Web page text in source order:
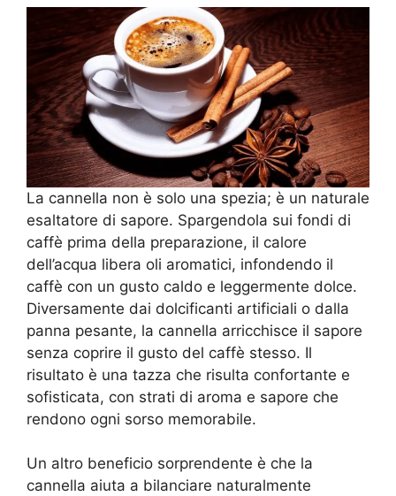
La cannella non è solo una spezia; è un naturale
esaltatore di sapore. Spargendola sui fondi di
caffè prima della preparazione, il calore
dell’acqua libera oli aromatici, infondendo il
caffè con un gusto caldo e leggermente dolce.
Diversamente dai dolcificanti artificiali o dalla
panna pesante, la cannella arricchisce il sapore
senza coprire il gusto del caffè stesso. Il
risultato è una tazza che risulta confortante e
sofisticata, con strati di aroma e sapore che
rendono ogni sorso memorabile.
Un altro beneficio sorprendente è che la
cannella aiuta a bilanciare naturalmente